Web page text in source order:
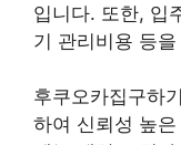
입니다. 또한, 입
기 관리비용 등
후쿠오카집구하
하여 신뢰성 높